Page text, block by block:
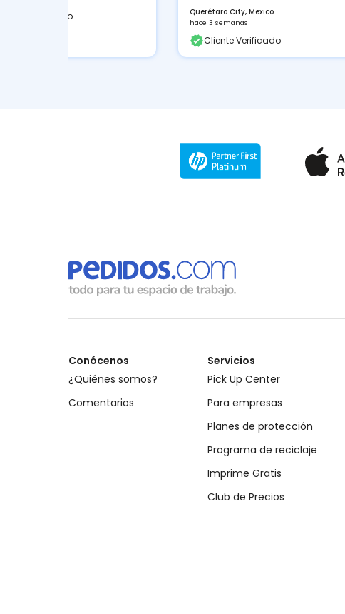
Cliente Verificado
Conócenos
¿Quiénes somos?
Comentarios
Servicios
Pick Up Center
Para empresas
Planes de protección
Programa de reciclaje
Imprime Gratis
Club de Precios